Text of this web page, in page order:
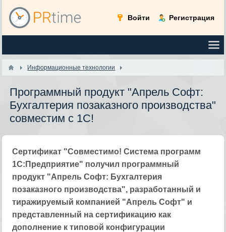
Войти Регистрация
Информационные технологии
Программный продукт "Апрель Софт:
Бухгалтерия позаказного производства"
совместим с 1С!
Сертификат "Совместимо! Система программ
1С:Предприятие" получил программный
продукт "Апрель Софт: Бухгалтерия
позаказного производства", разработанный и
тиражируемый компанией "Апрель Софт" и
представленный на сертификацию как
дополнение к типовой конфигурации